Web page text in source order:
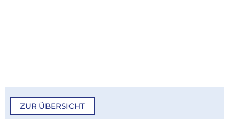
ZUR ÜBERSICHT